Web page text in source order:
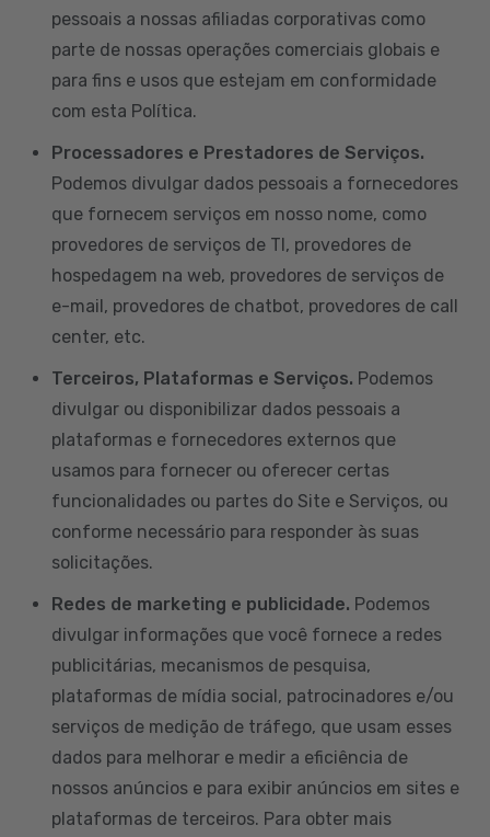
pessoais a nossas afiliadas corporativas como
parte de nossas operações comerciais globais e
para fins e usos que estejam em conformidade
com esta Política.
Processadores e Prestadores de Serviços.
Podemos divulgar dados pessoais a fornecedores
que fornecem serviços em nosso nome, como
provedores de serviços de TI, provedores de
hospedagem na web, provedores de serviços de
e-mail, provedores de chatbot, provedores de call
center, etc.
Terceiros, Plataformas e Serviços. Podemos
divulgar ou disponibilizar dados pessoais a
plataformas e fornecedores externos que
usamos para fornecer ou oferecer certas
funcionalidades ou partes do Site e Serviços, ou
conforme necessário para responder às suas
solicitações.
Redes de marketing e publicidade. Podemos
divulgar informações que você fornece a redes
publicitárias, mecanismos de pesquisa,
plataformas de mídia social, patrocinadores e/ou
serviços de medição de tráfego, que usam esses
dados para melhorar e medir a eficiência de
nossos anúncios e para exibir anúncios em sites e
plataformas de terceiros. Para obter mais